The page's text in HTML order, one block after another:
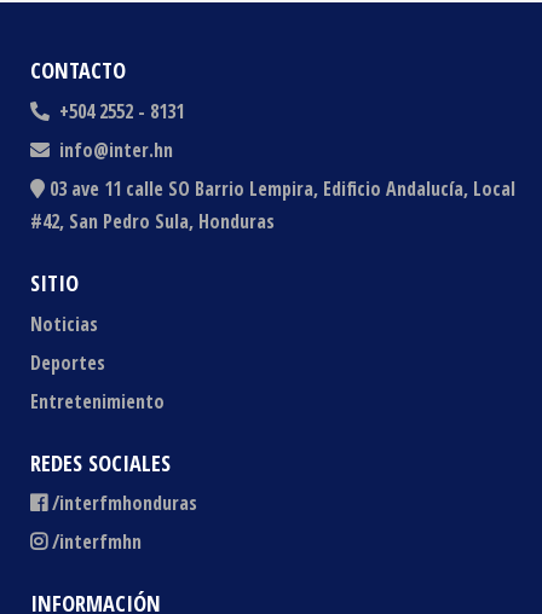
CONTACTO
+504 2552 - 8131
info@inter.hn
03 ave 11 calle SO Barrio Lempira, Edificio Andalucía, Local
#42, San Pedro Sula, Honduras
SITIO
Noticias
Deportes
Entretenimiento
REDES SOCIALES
/interfmhonduras
/interfmhn
INFORMACIÓN